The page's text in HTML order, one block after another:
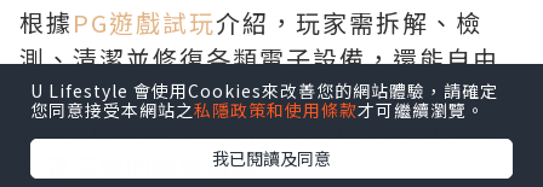
根據PG遊戲試玩介紹，玩家需拆解、檢
測、清潔並修復各類電子設備，還能自由
裝飾維修工作室。遊戲收錄多款獲得雅達
利（Atari）官方授權的經典懷舊設備，帶
來更真實的維修體驗。
U Lifestyle 會使用Cookies來改善您的網站體驗，請確定
您同意接受本網站之私隱政策和使用條款才可繼續瀏覽。
我已閱讀及同意